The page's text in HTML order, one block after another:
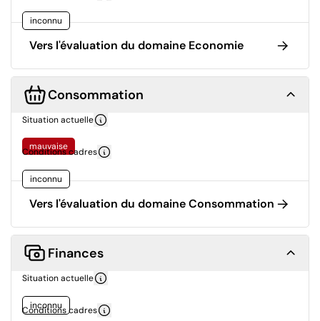
inconnu
Vers l'évaluation du domaine Economie
Consommation
Situation actuelle
mauvaise
Conditions cadres
inconnu
Vers l'évaluation du domaine Consommation
Finances
Situation actuelle
inconnu
Conditions cadres